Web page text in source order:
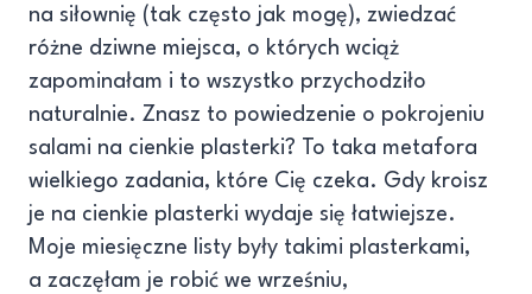
na siłownię (tak często jak mogę), zwiedzać
różne dziwne miejsca, o których wciąż
zapominałam i to wszystko przychodziło
naturalnie. Znasz to powiedzenie o pokrojeniu
salami na cienkie plasterki? To taka metafora
wielkiego zadania, które Cię czeka. Gdy kroisz
je na cienkie plasterki wydaje się łatwiejsze.
Moje miesięczne listy były takimi plasterkami,
a zaczęłam je robić we wrześniu,